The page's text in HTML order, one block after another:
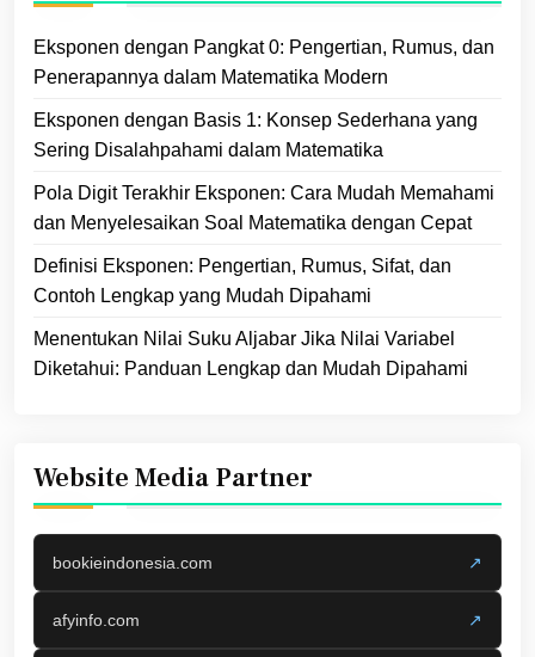
Eksponen dengan Pangkat 0: Pengertian, Rumus, dan
Penerapannya dalam Matematika Modern
Eksponen dengan Basis 1: Konsep Sederhana yang
Sering Disalahpahami dalam Matematika
Pola Digit Terakhir Eksponen: Cara Mudah Memahami
dan Menyelesaikan Soal Matematika dengan Cepat
Definisi Eksponen: Pengertian, Rumus, Sifat, dan
Contoh Lengkap yang Mudah Dipahami
Menentukan Nilai Suku Aljabar Jika Nilai Variabel
Diketahui: Panduan Lengkap dan Mudah Dipahami
Website Media Partner
bookieindonesia.com ↗
afyinfo.com ↗